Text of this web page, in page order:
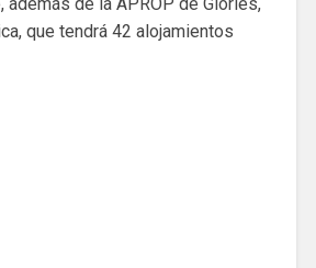
de la APROP de Glòries,
que tendrá 42 alojamientos